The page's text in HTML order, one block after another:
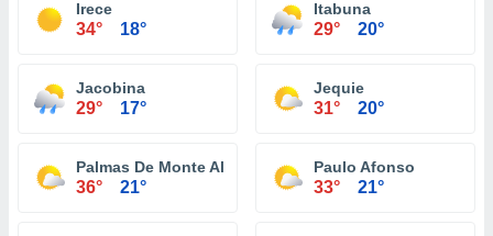
Irece
34° 18°
Itabuna
29° 20°
Jacobina
29° 17°
Jequie
31° 20°
Palmas De Monte Alto
36° 21°
Paulo Afonso
33° 21°